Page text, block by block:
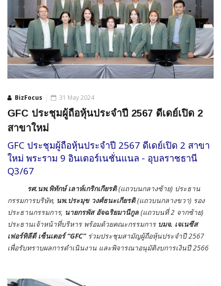
BizFocus 31 May 2024
GFC ประชุมผู้ถือหุ้นประจำปี 2567 ดีเดย์เปิด 2
สาขาใหม่
GFC ประชุมผู้ถือหุ้นประจำปี 2567 ดีเดย์เปิด 2 สาขา
ใหม่ พระราม 9 อินเตอร์เนชั่นแนล - อุบลราชธานี
Q3/67
รศ.นพ.พิทักษ์ เลาห์เกริกเกียรติ(แถวบนกลางซ้าย) ประธาน
กรรมการบริษัท, นพ.ประมุข วงศ์ธนะเกียรติ(แถวบนกลางขวา) รอง
ประธานกรรมการ, นายกรพัส อัจฉริยมานีกูล(แถวบนที่ 2 จากซ้าย)
ประธานเจ้าหน้าที่บริหาร พร้อมด้วยคณะกรรมการ บมจ. เจเนซีส
เฟอร์ทิลีตี เซ็นเตอร์ “GFC”ร่วมประชุมสามัญผู้ถือหุ้นประจำปี 2567
เพื่อรับทราบผลการดำเนินงาน และพิจารณาอนุมัติงบการเงินปี 2566